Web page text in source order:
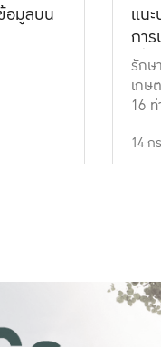
อมูลบน
แน
กา
เที่
รักษ
เกษ
16
14 ก